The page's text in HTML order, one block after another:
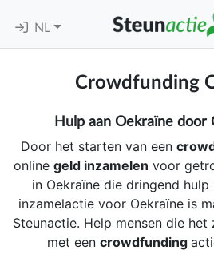
NL
Crowdfunding
Hulp aan Oekraïne door
Door het starten van een
online geld inzamelen voor
in Oekraïne die dringend
inzamelactie voor Oekraïne is
Steunactie. Help mensen die
met een crowdfunding